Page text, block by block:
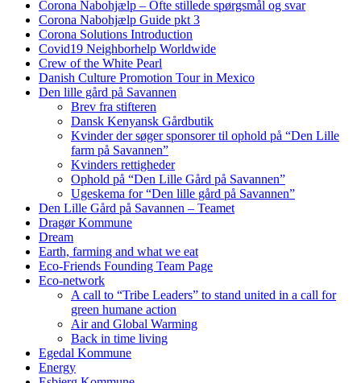
Corona Nabohjælp – Ofte stillede spørgsmål og svar
Corona Nabohjælp Guide pkt 3
Corona Solutions Introduction
Covid19 Neighborhelp Worldwide
Crew of the White Pearl
Danish Culture Promotion Tour in Mexico
Den lille gård på Savannen
Brev fra stifteren
Dansk Kenyansk Gårdbutik
Kvinder der søger sponsorer til ophold på “Den Lille
farm på Savannen”
Kvinders rettigheder
Ophold på “Den Lille Gård på Savannen”
Ugeskema for “Den lille gård på Savannen”
Den Lille Gård på Savannen – Teamet
Dragør Kommune
Dream
Earth, farming and what we eat
Eco-Friends Founding Team Page
Eco-network
A call to “Tribe Leaders” to stand united in a call for
green humane action
Air and Global Warming
Back in time living
Egedal Kommune
Energy